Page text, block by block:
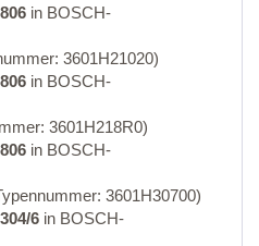
in BOSCH-
3601H21020)
in BOSCH-
3601H218R0)
in BOSCH-
3601H30700)
6 in BOSCH-